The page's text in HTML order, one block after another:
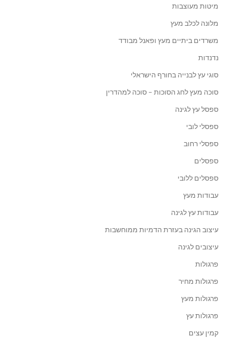
מיטות מעוצבות
מלונה לכלב מעץ
משרדים ביתיים מעץ ופאנל מבודד
נדנדות
סוגי עץ לבנייה בחורף הישראלי
סוכה מעץ לחג הסוכות – סוכה למהדרין
ספסל עץ לגינה
ספסלי לובי
ספסלי רחוב
ספסלים
ספסלים ללובי
עבודות מעץ
עבודות עץ לגינה
עיצוב הגינה בעזרת הדמיות ממוחשבות
עיצובים לגינה
פרגולות
פרגולות מחיר
פרגולות מעץ
פרגולות עץ
קמין עצים